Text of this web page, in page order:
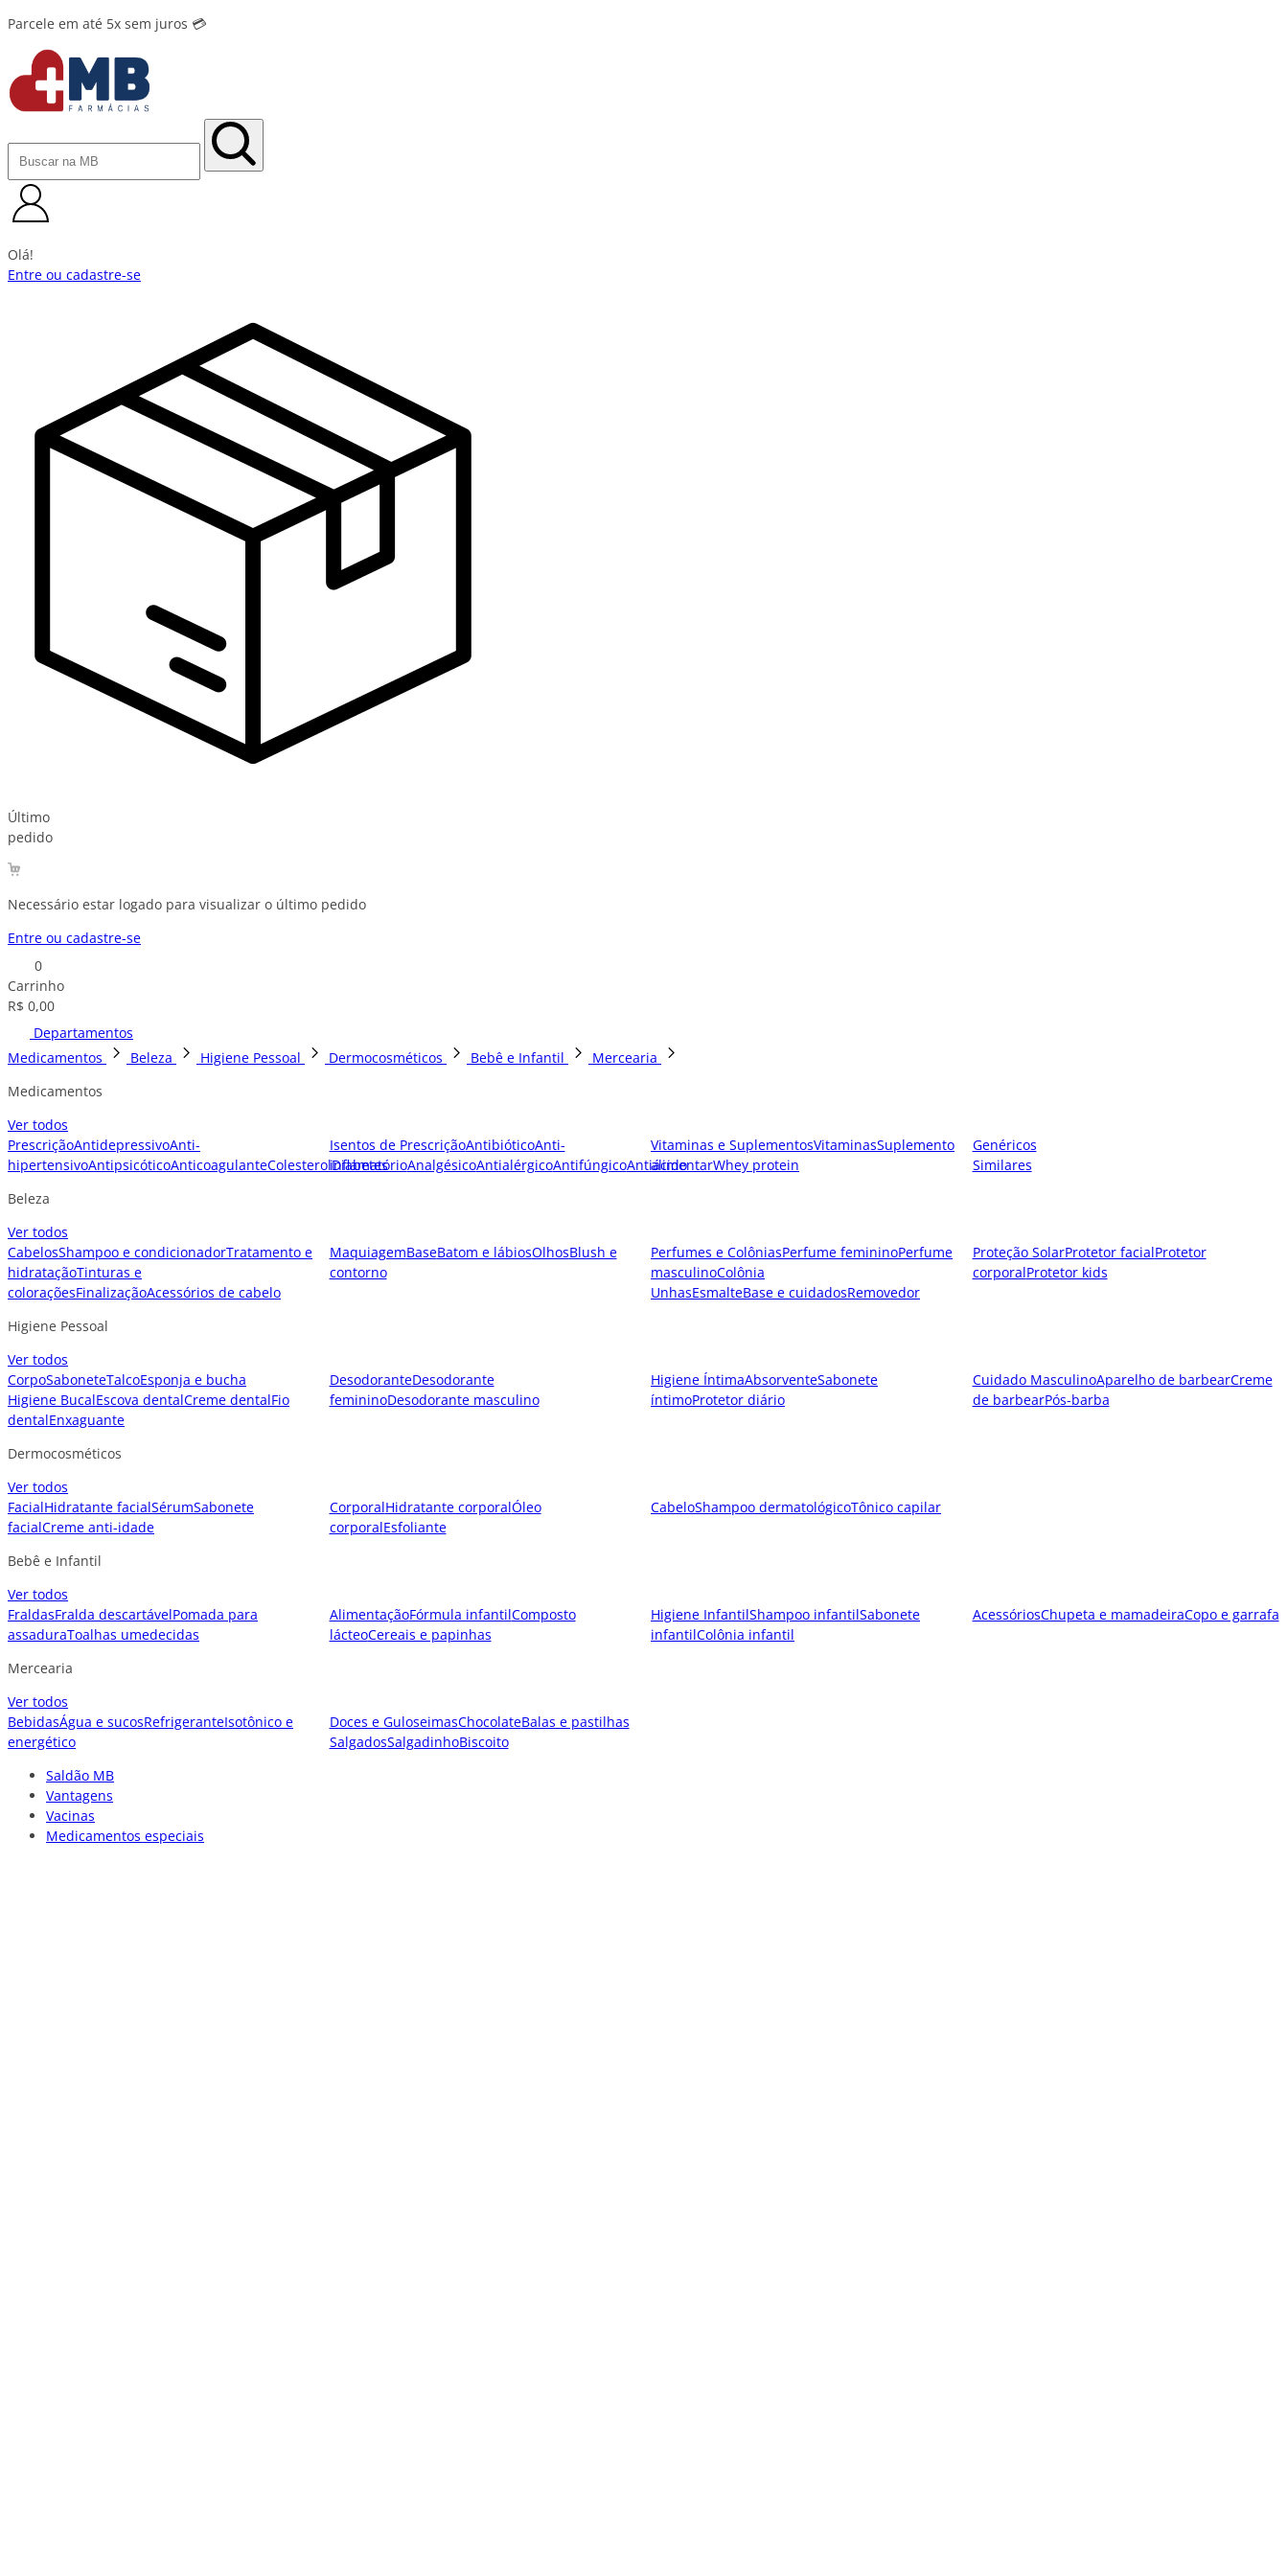
Parcele em até 5x sem juros 💳
Olá!
Entre ou cadastre-se
Último
pedido
Necessário estar logado para visualizar o último pedido
Entre ou cadastre-se
0
Carrinho
R$ 0,00
Departamentos
Medicamentos
Beleza Higiene Pessoal Dermocosméticos Bebê e Infantil
Mercearia
Medicamentos
Ver todos
PrescriçãoAntidepressivoAnti-
hipertensivoAntipsicóticoAnticoagulanteColesterolDiabetes
Isentos de PrescriçãoAntibióticoAnti-
inflamatórioAnalgésicoAntialérgicoAntifúngicoAntiácido
Vitaminas e SuplementosVitaminasSuplemento
alimentarWhey protein
Genéricos
Similares
Beleza
Ver todos
CabelosShampoo e condicionadorTratamento e
hidrataçãoTinturas e
coloraçõesFinalizaçãoAcessórios de cabelo
MaquiagemBaseBatom e lábiosOlhosBlush e
contorno
Perfumes e ColôniasPerfume femininoPerfume
masculinoColônia
UnhasEsmalteBase e cuidadosRemovedor
Proteção SolarProtetor facialProtetor
corporalProtetor kids
Higiene Pessoal
Ver todos
CorpoSaboneteTalcoEsponja e bucha
Higiene BucalEscova dentalCreme dentalFio
dentalEnxaguante
DesodoranteDesodorante
femininoDesodorante masculino
Higiene ÍntimaAbsorventeSabonete
íntimoProtetor diário
Cuidado MasculinoAparelho de barbearCreme
de barbearPós-barba
Dermocosméticos
Ver todos
FacialHidratante facialSérumSabonete
facialCreme anti-idade
CorporalHidratante corporalÓleo
corporalEsfoliante
CabeloShampoo dermatológicoTônico capilar
Bebê e Infantil
Ver todos
FraldasFralda descartávelPomada para
assaduraToalhas umedecidas
AlimentaçãoFórmula infantilComposto
lácteoCereais e papinhas
Higiene InfantilShampoo infantilSabonete
infantilColônia infantil
AcessóriosChupeta e mamadeiraCopo e garrafa
Mercearia
Ver todos
BebidasÁgua e sucosRefrigeranteIsotônico e
energético
Doces e GuloseimasChocolateBalas e pastilhas
SalgadosSalgadinhoBiscoito
Saldão MB
Vantagens
Vacinas
Medicamentos especiais